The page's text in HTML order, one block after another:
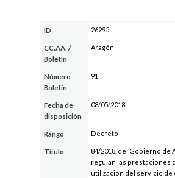
ID 26295
CC.AA. /
Boletín
Aragón
Número
Boletín
91
Fecha de
disposición
08/05/2018
Rango Decreto
Título
84/2018, del Gobierno de
regulan las prestaciones
utilización del servicio de